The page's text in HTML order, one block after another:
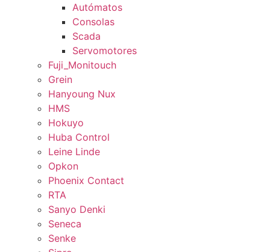
Autómatos
Consolas
Scada
Servomotores
Fuji_Monitouch
Grein
Hanyoung Nux
HMS
Hokuyo
Huba Control
Leine Linde
Opkon
Phoenix Contact
RTA
Sanyo Denki
Seneca
Senke